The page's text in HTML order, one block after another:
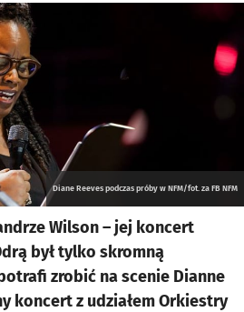
Diane Reeves podczas próby w NFM/fot. za FB NFM
Wilson – jej koncert
był tylko skromną
zrobić na scenie Dianne
koncert z udziałem Orkiestry